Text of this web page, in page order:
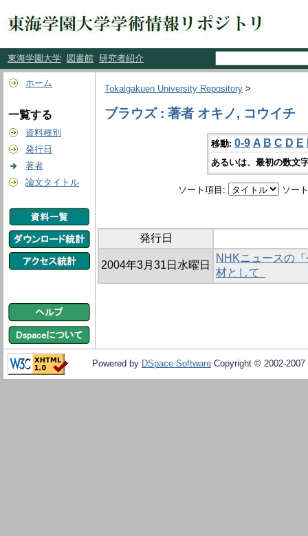
東海学園大学 図書館 研究者紹介
ホーム
一覧する
資料種別
発行日
著者
論文タイトル
Tokaigakuen University Repository >
ブラウズ : 著者 オキノ, コウイチ
移動: 0-9 A B C D E
あるいは、最初の数文
ソート項目: ソー
発行日
2004年3月31日水曜日
NHKニュースの
材として
Powered by DSpace Software Copyright © 2002-2007